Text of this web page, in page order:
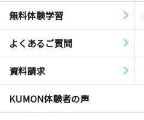
無料体験学習
よくあるご質問
資料請求
KUMON体験者の声